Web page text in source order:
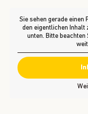
Sie sehen gerade
den eigentlichen Inhalt
unten. Bitte beachten